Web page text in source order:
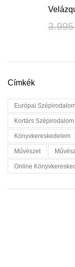
Címkék
Európai
Kortárs Szépirodalom
Könyvkereskedelem
Művészet
Online